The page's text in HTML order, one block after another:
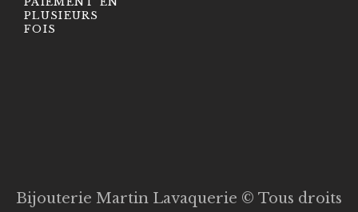
PLUSIEURS
FOIS
Bijouterie Martin Lavaquerie © Tous droits